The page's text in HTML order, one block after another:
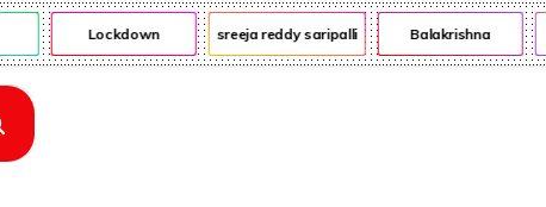
Lockdown sreeja reddy saripalli Balakrishna